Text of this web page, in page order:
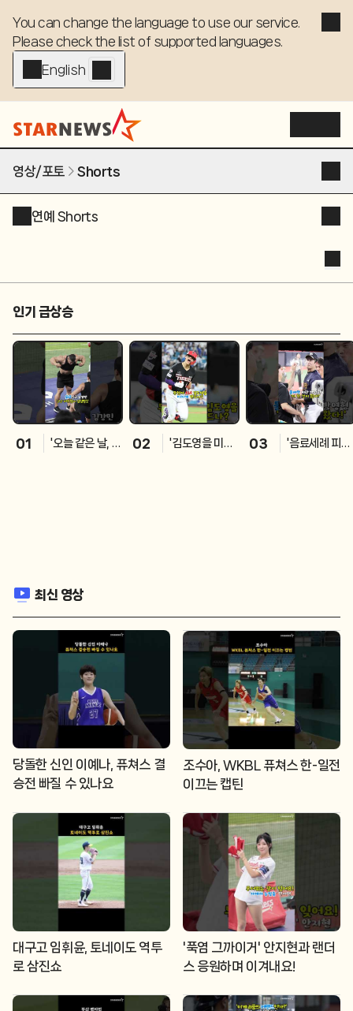
You can change the language to use our service.
Please check the list of supported languages.
English - EN
영상/포토 Shorts
연예 Shorts
인기 급상승
01
'오늘 같은 날, 안
02
'김도영을 미치
03
'음료세례 피했
최신 영상
당돌한 신인 이예나, 퓨쳐스 결
승전 빠질 수 있나요
조수아, WKBL 퓨쳐스 한-일전
이끄는 캡틴
대구고 임휘윤, 토네이도 역투
로 삼진쇼
'푹염 그까이거' 안지현과 랜더
스 응원하며 이겨내요!